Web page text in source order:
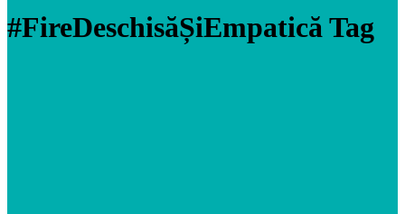
#FireDeschisăȘiEmpatică Tag